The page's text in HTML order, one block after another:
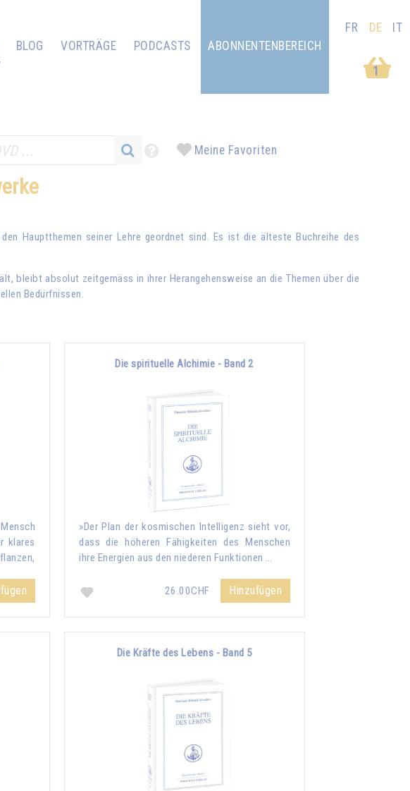
BLOG VORTRÄGE
PODCASTS
1
ABONNENTENBEREICH
FR DE IT
Meine Favoriten
Hauptthemen seiner Lehre geordnet sind. Es ist die älteste Buchreihe des
bleibt absolut zeitgemäss in ihrer Herangehensweise an die Themen über die
Bedürfnissen.
klares
Die spirituelle Alchimie - Band 2
»Der Plan der kosmischen Intelligenz sieht vor,
dass die höheren Fähigkeiten des Menschen
ihre Energien aus den niederen Funktionen …
26.00CHF Hinzufügen
Die Kräfte des Lebens - Band 5